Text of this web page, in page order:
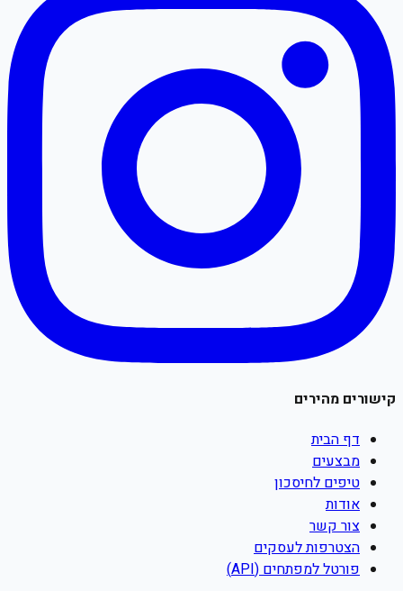
קישורים מהירים
דף הבית
מבצעים
טיפים לחיסכון
אודות
צור קשר
הצטרפות לעסקים
פורטל למפתחים (API)